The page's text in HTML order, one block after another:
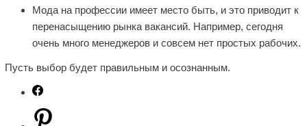
Мода на профессии имеет место быть, и это приводит к
перенасыщению рынка вакансий. Например, сегодня
очень много менеджеров и совсем нет простых рабочих.
Пусть выбор будет правильным и осознанным.